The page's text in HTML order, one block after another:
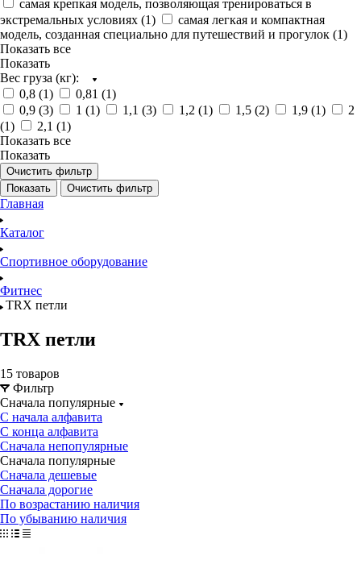
самая крепкая модель, позволяющая тренироваться в
экстремальных условиях (1)
самая легкая и компактная
модель, созданная специально для путешествий и прогулок (1)
Показать все
Показать
Вес груза (кг):
0,8 (1) 0,81 (1)
0,9 (3) 1 (1) 1,1 (3) 1,2 (1) 1,5 (2) 1,9 (1)
2
(1) 2,1 (1)
Показать все
Показать
Очистить фильтр
Показать
Очистить фильтр
Главная
Каталог
Спортивное оборудование
Фитнес
TRX петли
TRX петли
15 товаров
Фильтр
Сначала популярные
С начала алфавита
С конца алфавита
Сначала непопулярные
Сначала популярные
Сначала дешевые
Сначала дорогие
По возрастанию наличия
По убыванию наличия